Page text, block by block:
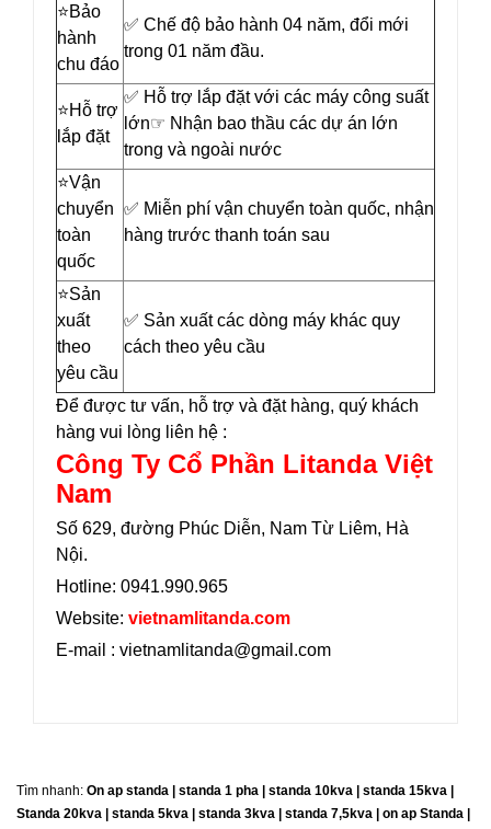
⭐️Bảo
hành
chu đáo
✅ Chế độ bảo hành 04 năm, đổi mới
trong 01 năm đầu.
⭐️Hỗ trợ
lắp đặt
✅ Hỗ trợ lắp đặt với các máy công suất
lớn☞ Nhận bao thầu các dự án lớn
trong và ngoài nước
⭐️Vận
chuyển
toàn
quốc
✅ Miễn phí vận chuyển toàn quốc, nhận
hàng trước thanh toán sau
⭐️Sản
xuất
theo
yêu cầu
✅ Sản xuất các dòng máy khác quy
cách theo yêu cầu
Để được tư vấn, hỗ trợ và đặt hàng, quý khách
hàng vui lòng liên hệ :
Công Ty Cổ Phần Litanda Việt
Nam
Số 629, đường Phúc Diễn, Nam Từ Liêm, Hà
Nội.
Hotline: 0941.990.965
Website: vietnamlitanda.com
E-mail : vietnamlitanda@gmail.com
Tìm nhanh: On ap standa | standa 1 pha | standa 10kva | standa 15kva |
Standa 20kva | standa 5kva | standa 3kva | standa 7,5kva | on ap Standa |